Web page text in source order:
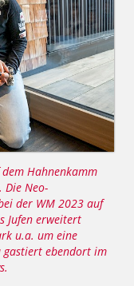
Hahnenkamm
Neo-
der WM 2023 auf
Jufen erweitert
u.a. um eine
gastiert ebendort im